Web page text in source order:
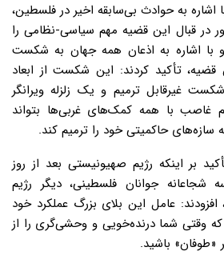
اشاره به حوادث بی‌سابقه اخیر در فلسطین،
در قبال این قضیه مهم سیاسی-نظامی را
اشاره به اذعان همه جهان به شکست
تأکید کردند: این شکست از ابعاد
غیرقابل ترمیم و یک زلزله ویرانگر
غاصب با همه کمک‌های غربی‌ها بتواند
سازه‌های حاکمیتی خود را ترمیم کند.
بر اینکه رژیم صهیونیستی بعد از روز
شجاعانه جوانان فلسطینی، دیگر رژیم
عامل این بلای بزرگ عملکرد خود
وقتی شما درنده‌خویی و وحشی‌گری را از
«طوفان» باشید.